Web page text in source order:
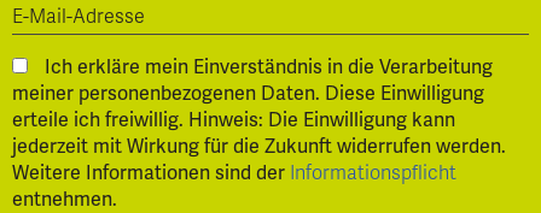
Ich erkläre mein Einverständnis in die Verarbeitung
meiner personenbezogenen Daten. Diese Einwilligung
erteile ich freiwillig. Hinweis: Die Einwilligung kann
jederzeit mit Wirkung für die Zukunft widerrufen werden.
Weitere Informationen sind der Informationspflicht
entnehmen.